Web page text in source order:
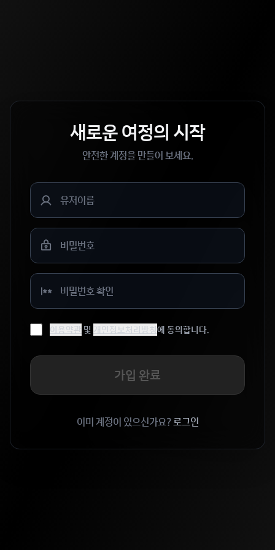
새로운 여정의 시작
안전한 계정을 만들어 보세요.
이용약관 및 개인정보처리방침에 동의합니다.
가입 완료
이미 계정이 있으신가요?로그인